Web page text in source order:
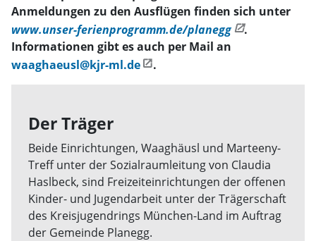
Anmeldungen zu den Ausflügen finden sich unter
www.unser-ferienprogramm.de/planegg
.
Informationen gibt es auch per Mail an
waaghaeusl@kjr-ml.de
.
Der Träger
Beide Einrichtungen, Waaghäusl und Marteeny-
Treff unter der Sozialraumleitung von Claudia
Haslbeck, sind Freizeiteinrichtungen der offenen
Kinder- und Jugendarbeit unter der Trägerschaft
des Kreisjugendrings München-Land im Auftrag
der Gemeinde Planegg.